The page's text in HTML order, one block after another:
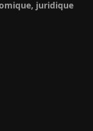
juridique